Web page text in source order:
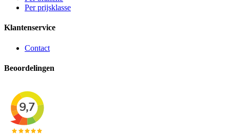
Per prijsklasse
Klantenservice
Contact
Beoordelingen